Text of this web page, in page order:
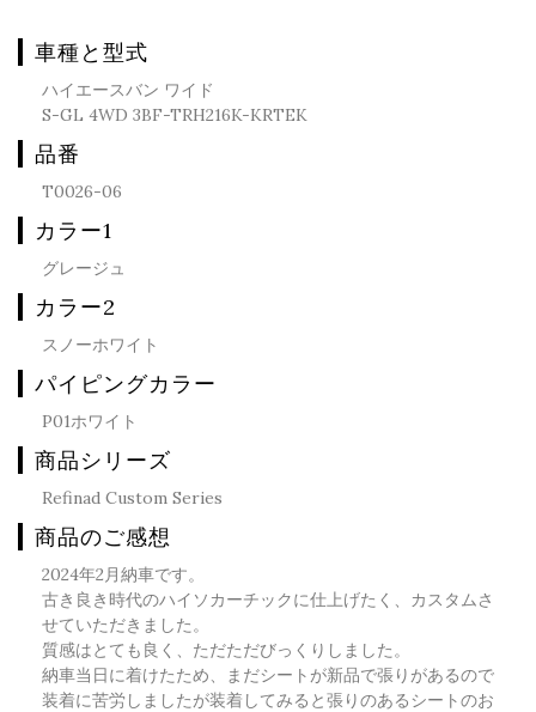
車種と型式
ハイエースバン ワイド
S-GL 4WD 3BF-TRH216K-KRTEK
品番
T0026-06
カラー1
グレージュ
カラー2
スノーホワイト
パイピングカラー
P01ホワイト
商品シリーズ
Refinad Custom Series
商品のご感想
2024年2月納車です。
古き良き時代のハイソカーチックに仕上げたく、カスタムさ
せていただきました。
質感はとても良く、ただただびっくりしました。
納車当日に着けたため、まだシートが新品で張りがあるので
装着に苦労しましたが装着してみると張りのあるシートのお